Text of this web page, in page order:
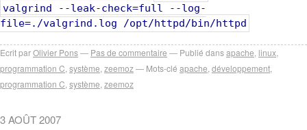
valgrind --leak-check=full --log-
file=./valgrind.log /opt/httpd/bin/httpd
Ecrit parOlivier Pons Pas de commentaire Publié dansapache linux
programmation C système zeemoz Mots-clé apache développement
programmation C système zeemoz
3 AOÛT 2007